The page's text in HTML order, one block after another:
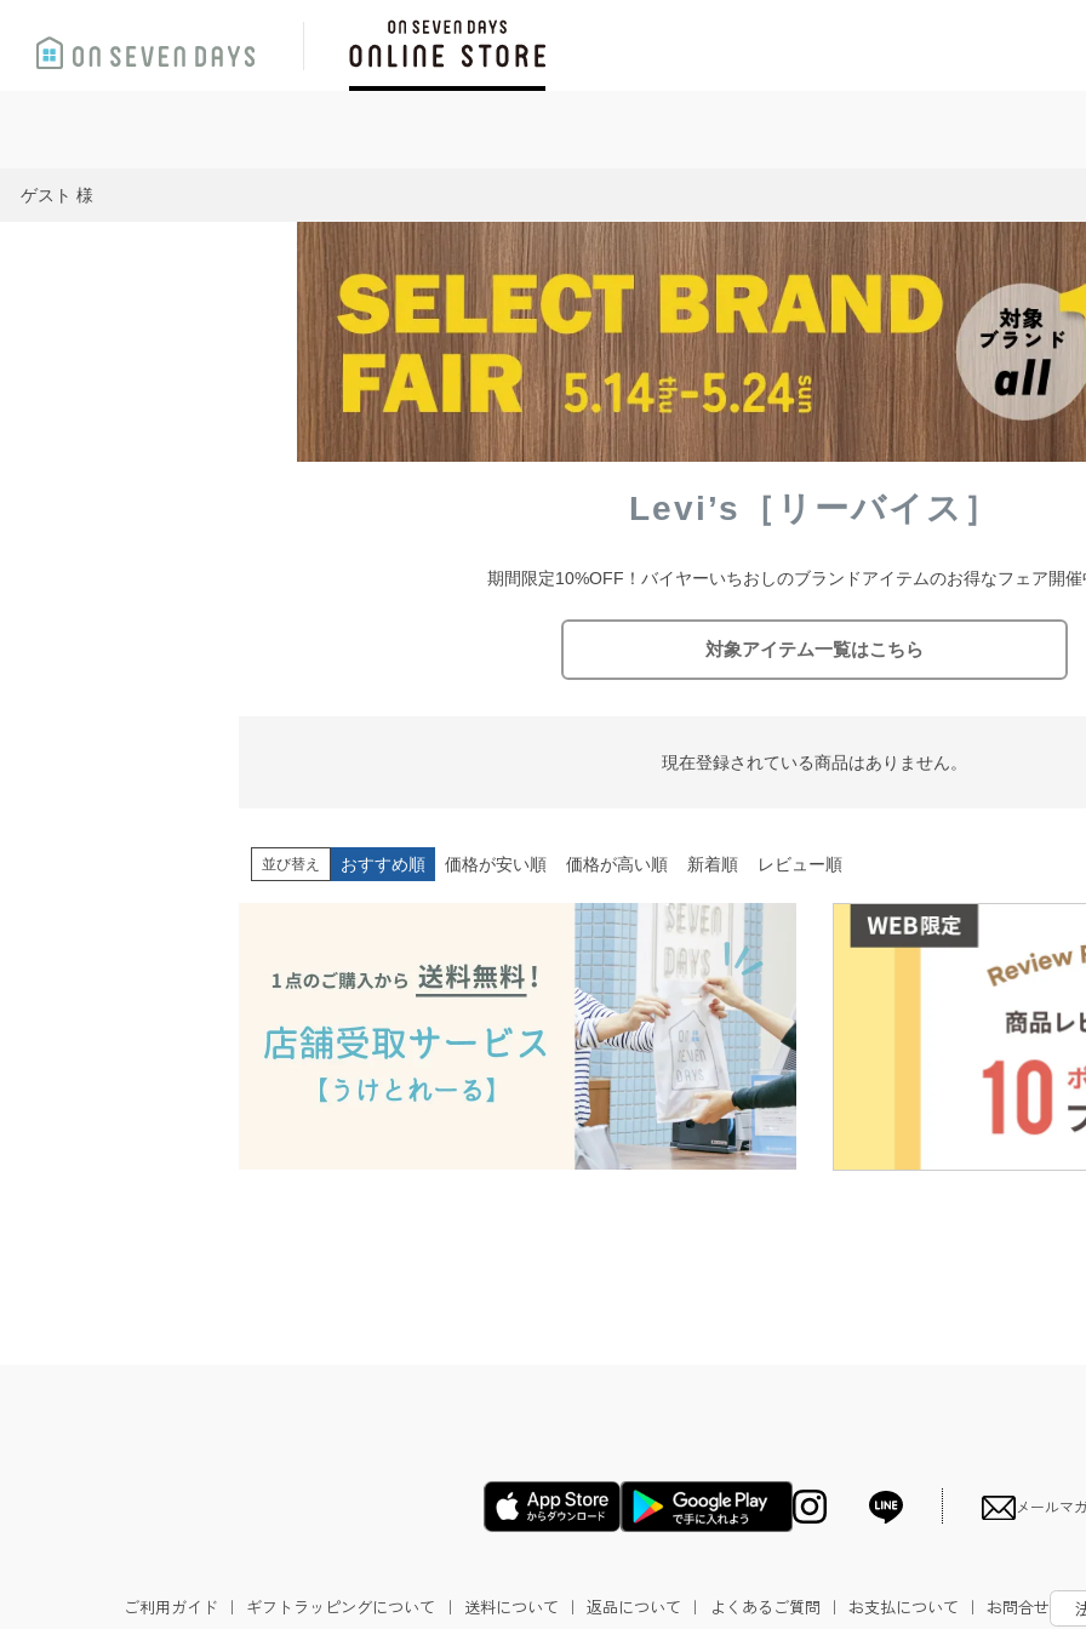
ゲスト 様
Levi’s［リーバイス］
期間限定10%OFF！バイヤーいちおしのブランドアイテムのお得なフェア開催
対象アイテム一覧はこちら
現在登録されている商品はありません。
並び替え おすすめ順 価格が安い順 価格が高い順 新着順 レビュー順
メールマ
ご利用ガイド ｜ ギフトラッピングについて ｜ 送料について ｜ 返品について ｜ よくあるご質問 ｜ お支払について ｜ お問合せ